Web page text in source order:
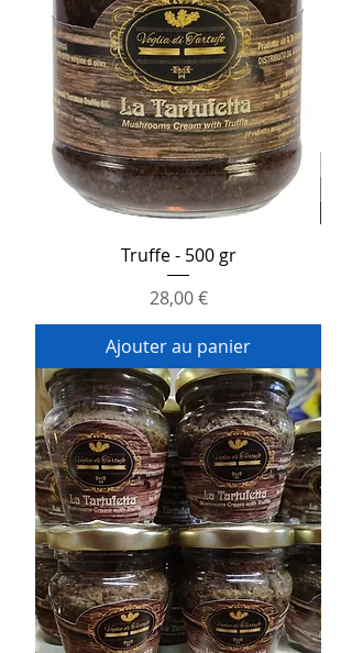
Truffe - 500 gr
Prix
28,00 €
Ajouter au panier